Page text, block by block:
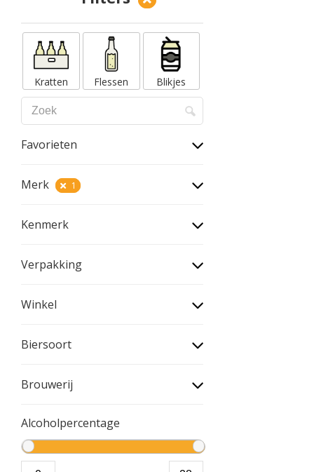
Kratten Flessen Blikjes
Favorieten
Merk 1
Kenmerk
Verpakking
Winkel
Biersoort
Brouwerij
Alcoholpercentage